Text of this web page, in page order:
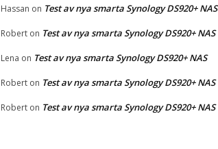
Hassan on Test av nya smarta Synology DS920+ NAS
Robert on Test av nya smarta Synology DS920+ NAS
Lena on Test av nya smarta Synology DS920+ NAS
Robert on Test av nya smarta Synology DS920+ NAS
Robert on Test av nya smarta Synology DS920+ NAS